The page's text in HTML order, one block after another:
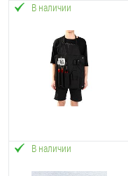
В наличии
В наличии